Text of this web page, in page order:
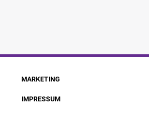
MARKETING
IMPRESSUM